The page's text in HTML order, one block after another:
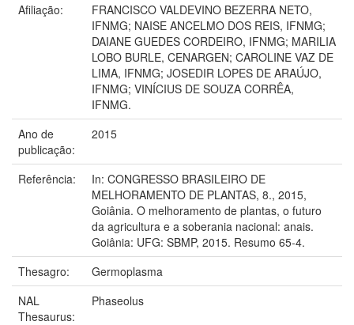
Afiliação:
FRANCISCO VALDEVINO BEZERRA NETO,
IFNMG; NAISE ANCELMO DOS REIS, IFNMG;
DAIANE GUEDES CORDEIRO, IFNMG; MARILIA
LOBO BURLE, CENARGEN; CAROLINE VAZ DE
LIMA, IFNMG; JOSEDIR LOPES DE ARAÚJO,
IFNMG; VINÍCIUS DE SOUZA CORRÊA,
IFNMG.
Ano de
publicação:
2015
Referência:
In: CONGRESSO BRASILEIRO DE
MELHORAMENTO DE PLANTAS, 8., 2015,
Goiânia. O melhoramento de plantas, o futuro
da agricultura e a soberania nacional: anais.
Goiânia: UFG: SBMP, 2015. Resumo 65-4.
Thesagro:
Germoplasma
NAL
Thesaurus:
Phaseolus